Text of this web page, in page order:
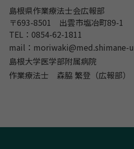
島根県作業療法士会広報部
〒693-8501 出雲市塩冶町89-1
TEL：0854-62-1811
mail：moriwaki@med.shimane-
島根大学医学部附属病院
作業療法士 森脇 繁登（広報部）